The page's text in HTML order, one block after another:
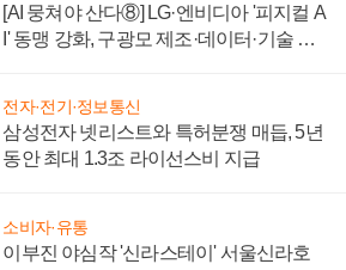
[AI 뭉쳐야 산다⑧] LG·엔비디아 '피지컬 A
I' 동맹 강화, 구광모 제조·데이터·기술 결
전자·전기·정보통신
삼성전자 넷리스트와 특허분쟁 매듭, 5년
동안 최대 1.3조 라이선스비 지급
소비자·유통
이부진 야심작 '신라스테이' 서울신라호